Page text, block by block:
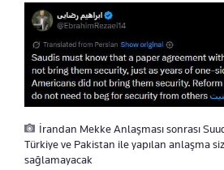
İrandan Mekke Anlaşması sonrası
Türkiye ve Pakistan ile yapılan anlaşma
sağlamayacak